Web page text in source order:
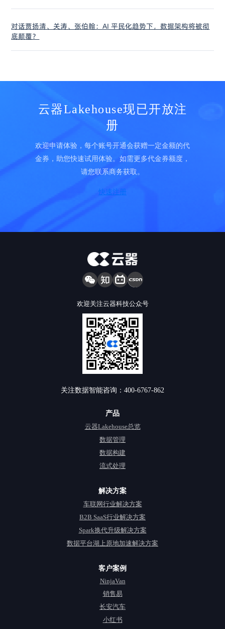
对话贾扬清、关涛、张伯翰：AI 平民化趋势下，数据架构将被彻
底颠覆？
云器Lakehouse现已开放注
册
欢迎申请体验，每个账号开通会获赠一定金额的代
金券，助您快速试用体验。如需更多代金券额度，
请您联系商务获取。
快速注册
欢迎关注云器科技公众号
关注数据智能咨询：400-6767-862
产品
云器Lakehouse总览
数据管理
数据构建
流式处理
解决方案
车联网行业解决方案
B2B SaaS行业解决方案
Spark换代升级解决方案
数据平台湖上原地加速解决方案
客户案例
NinjaVan
销售易
长安汽车
小红书